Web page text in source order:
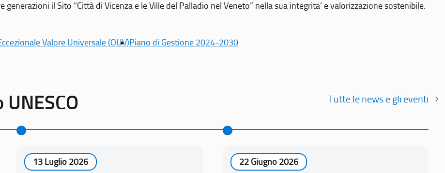
il Sito “Città di Vicenza e le Ville del Palladio nel Veneto” nella sua integrita’ e valorizzazione sostenibile.
Valore Universale (OUV)Piano di Gestione 2024-2030
Tutte le news e gli eventi
13 Luglio 2026 22 Giugno 2026